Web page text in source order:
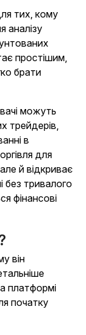
тих, кому
аналізу
простішим,
брати
можуть
трейдерів,
в
для
й відкриває
без тривалого
фінансові
він
платформі
початку